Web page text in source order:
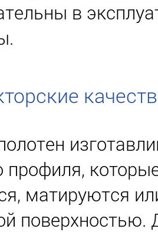
в
профиля,
матируются
поверхностью.